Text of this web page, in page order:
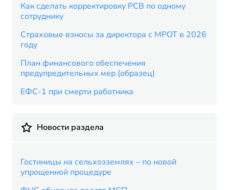
Как сделать корректировку РСВ по одному
сотруднику
Страховые взносы за директора с МРОТ в 2026
году
План финансового обеспечения
предупредительных мер (образец)
ЕФС-1 при смерти работника
Новости раздела
Гостиницы на сельхозземлях – по новой
упрощенной процедуре